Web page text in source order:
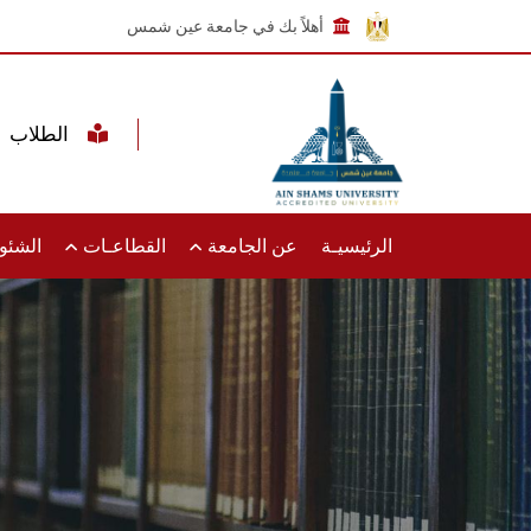
أهلاً بك في جامعة عين شمس
الرئيسيـة عن الجامعة القطاعـات